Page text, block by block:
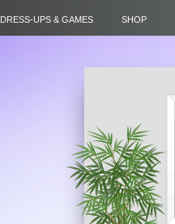
DRESS-UPS & GAMES SHOP